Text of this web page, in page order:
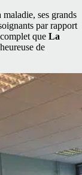
ses grands
par rapport
que La
de